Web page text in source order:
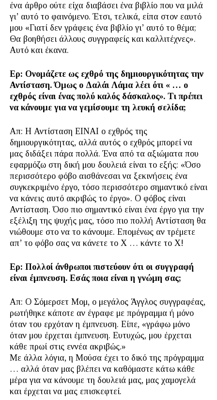
ένα άρθρο ούτε είχα διαβάσει ένα βιβλίο που να μιλά
γι’ αυτό το φαινόμενο. Έτσι, τελικά, είπα στον εαυτό
μου «Γιατί δεν γράφεις ένα βιβλίο γι’ αυτό το θέμα;
Θα βοηθήσει άλλους συγγραφείς και καλλιτέχνες».
Αυτό και έκανα.
Ερ: Ονομάζετε ως εχθρό της δημιουργικότητας την
Αντίσταση. Όμως ο Δαλάι Λάμα λέει ότι « … ο
εχθρός είναι ένας πολύ καλός δάσκαλος». Τι πρέπει
να κάνουμε για να γεμίσουμε τη λευκή σελίδα;
Απ: Η Αντίσταση ΕΙΝΑΙ ο εχθρός της
δημιουργικότητας, αλλά αυτός ο εχθρός μπορεί να
μας διδάξει πάρα πολλά. Ένα από τα αξιώματα που
εφαρμόζω στη δική μου δουλειά είναι το εξής: «Όσο
περισσότερο φόβο αισθάνεσαι να ξεκινήσεις ένα
συγκεκριμένο έργο, τόσο περισσότερο σημαντικό είναι
να κάνεις αυτό ακριβώς το έργο». Ο φόβος είναι
Αντίσταση. Όσο πιο σημαντικό είναι ένα έργο για την
εξέλιξη της ψυχής μας, τόσο πιο πολλή Αντίσταση θα
νιώθουμε στο να το κάνουμε. Επομένως αν τρέμετε
απ’ το φόβο σας να κάνετε το Χ … κάντε το Χ!
Ερ: Πολλοί άνθρωποι πιστεύουν ότι οι συγγραφή
είναι έμπνευση. Εσάς ποια είναι η γνώμη σας;
Απ: Ο Σόμερσετ Μομ, ο μεγάλος Άγγλος συγγραφέας,
ρωτήθηκε κάποτε αν έγραφε με πρόγραμμα ή μόνο
όταν του ερχόταν η έμπνευση. Είπε, «γράφω μόνο
όταν μου έρχεται έμπνευση. Ευτυχώς, μου έρχεται
κάθε πρωί στις εννέα ακριβώς.»
Με άλλα λόγια, η Μούσα έχει το δικό της πρόγραμμα
… αλλά όταν μας βλέπει να καθόμαστε κάτω κάθε
μέρα για να κάνουμε τη δουλειά μας, μας χαμογελά
και έρχεται να μας επισκεφτεί.